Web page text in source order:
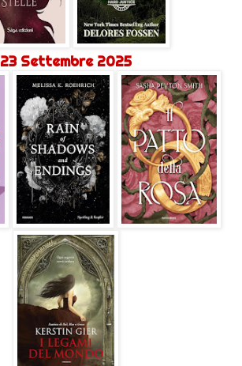
23 Settembre 2025